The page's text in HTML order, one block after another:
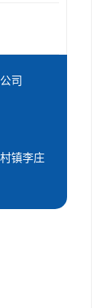
司
镇李庄